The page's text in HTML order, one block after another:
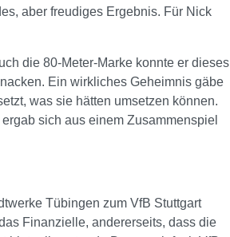
aber freudiges Ergebnis. Für Nick
die 80-Meter-Marke konnte er dieses
Ein wirkliches Geheimnis gäbe
was sie hätten umsetzen können.
sich aus einem Zusammenspiel
Tübingen zum VfB Stuttgart
Finanzielle, andererseits, dass die